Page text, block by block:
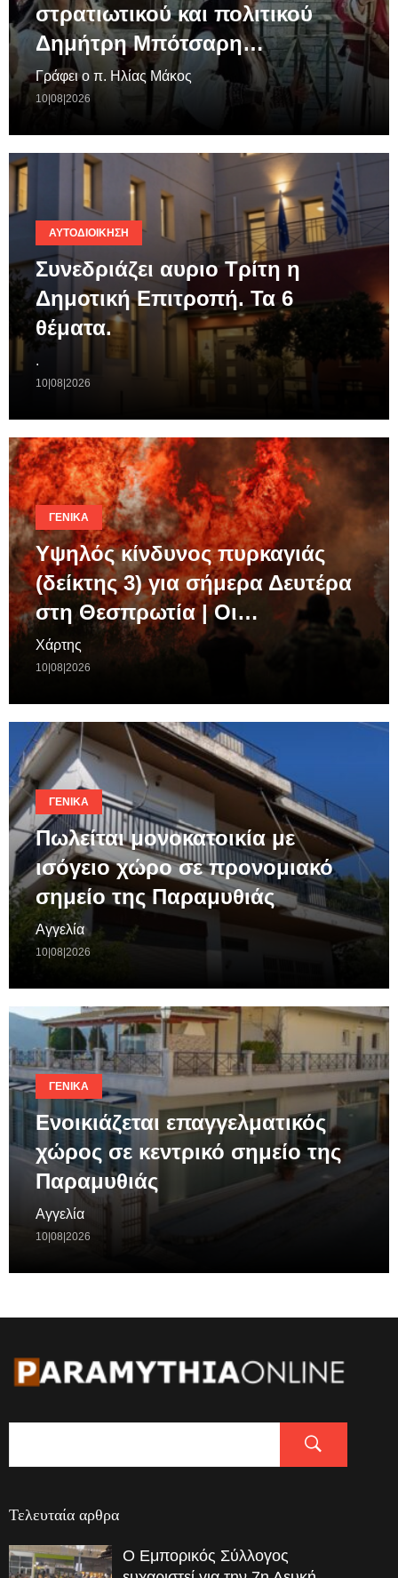
στρατιωτικού και πολιτικού
Δημήτρη Μπότσαρη…
Γράφει ο π. Ηλίας Μάκος
10|08|2026
ΑΥΤΟΔΙΟΊΚΗΣΗ
Συνεδριάζει αυριο Τρίτη η
Δημοτική Επιτροπή. Τα 6
θέματα.
.
10|08|2026
ΓΕΝΙΚΆ
Υψηλός κίνδυνος πυρκαγιάς
(δείκτης 3) για σήμερα Δευτέρα
στη Θεσπρωτία | Οι…
Χάρτης
10|08|2026
ΓΕΝΙΚΆ
Πωλείται μονοκατοικία με
ισόγειο χώρο σε προνομιακό
σημείο της Παραμυθιάς
Αγγελία
10|08|2026
ΓΕΝΙΚΆ
Ενοικιάζεται επαγγελματικός
χώρος σε κεντρικό σημείο της
Παραμυθιάς
Αγγελία
10|08|2026
Τελευταία αρθρα
Ο Εμπορικός Σύλλογος